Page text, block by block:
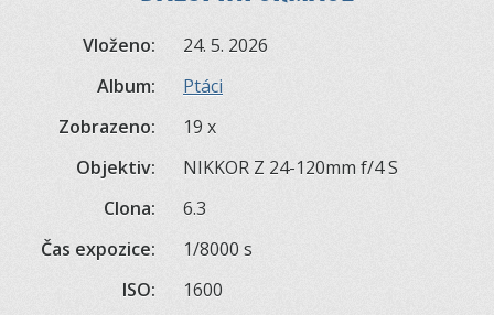
Vloženo:
24. 5. 2026
Album:
Ptáci
Zobrazeno:
19 x
Objektiv:
NIKKOR Z 24-120mm f/4 S
Clona:
6.3
Čas expozice:
1/8000 s
ISO:
1600